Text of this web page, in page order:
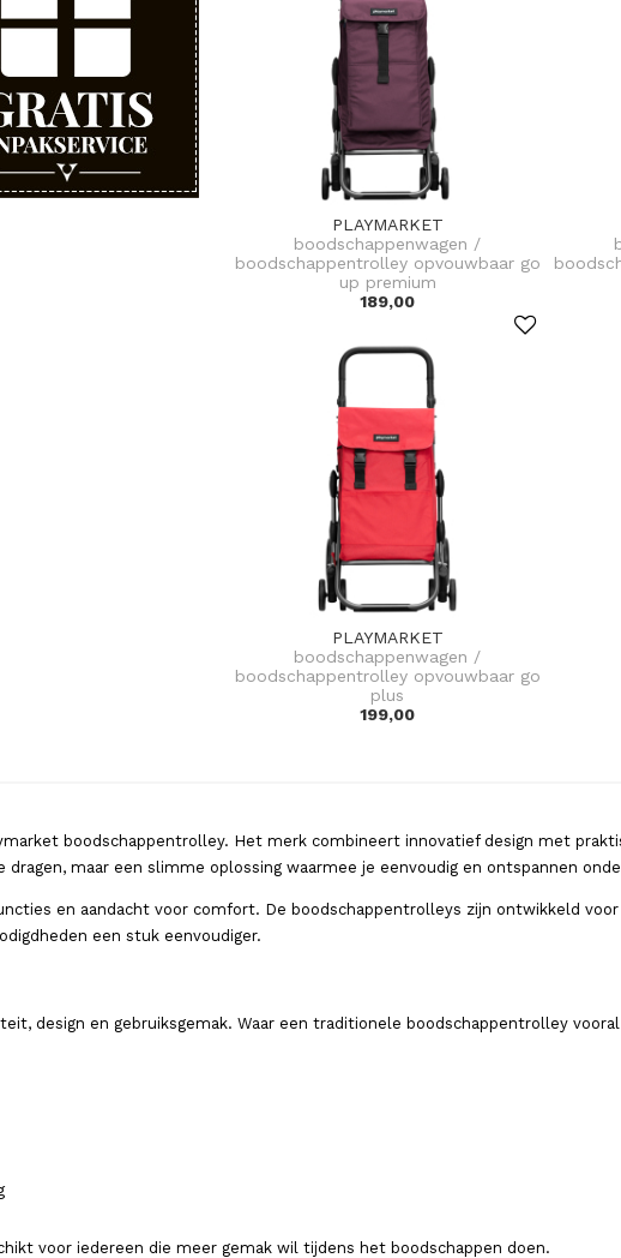
PLAYMARKET
boodschappenwagen /
boodschappentrolley opvouwbaar go
up premium
189,00
PLAYMARKET
boodschappenwagen /
boodschappentrolley opvouwbaar go
plus
199,00
boodschappentrolley. Het merk combineert innovatief design met
maar een slimme oplossing waarmee je eenvoudig en ontspannen
en aandacht voor comfort. De boodschappentrolleys zijn ontwikkeld
een stuk eenvoudiger.
design en gebruiksgemak. Waar een traditionele boodschappentrolley
voor iedereen die meer gemak wil tijdens het boodschappen doen.